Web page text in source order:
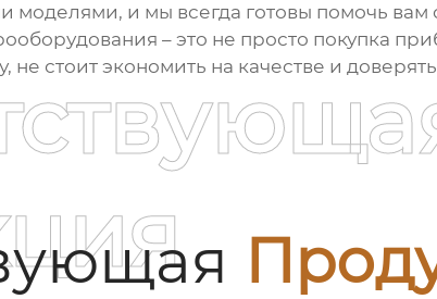
моделями, и мы всегда готовы помочь
– это не просто покупка
не стоит экономить на качестве и